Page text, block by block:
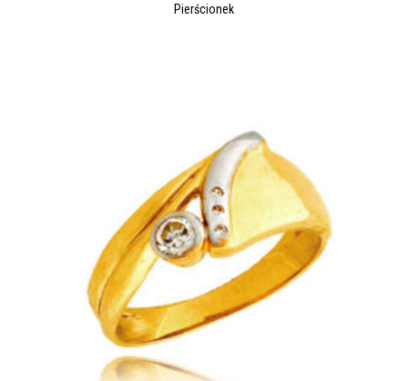
Pierścionek